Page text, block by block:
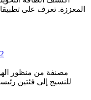
المعززة. تعرف على
مصنفة من منظور
للنسيج إلى فئتين